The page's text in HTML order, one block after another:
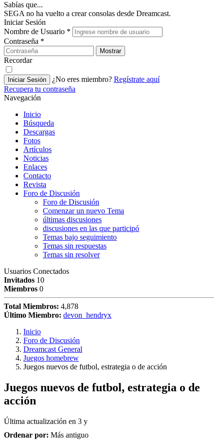
Sabías que...
SEGA no ha vuelto a crear consolas desde Dreamcast.
Iniciar Sesión
Nombre de Usuario *
Contraseña *
Mostrar
Recordar
Iniciar Sesión ¿No eres miembro? Regístrate aquí
Recupera tu contraseña
Navegación
Inicio
Búsqueda
Descargas
Fotos
Artículos
Noticias
Enlaces
Contacto
Revista
Foro de Discusión
Foro de Discusión
Comenzar un nuevo Tema
últimas discusiones
discusiones en las que participó
Temas bajo seguimiento
Temas sin respuestas
Temas sin resolver
Usuarios Conectados
Invitados 10
Miembros 0
Total Miembros: 4,878
Último Miembro: devon_hendryx
Inicio
Foro de Discusión
Dreamcast General
Juegos homebrew
Juegos nuevos de futbol, estrategia o de acción
Juegos nuevos de futbol, estrategia o de
acción
Última actualización en 3 y
Ordenar por: Más antiguo